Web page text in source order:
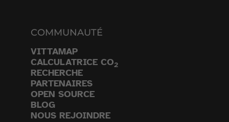
COMMUNAUTÉ
VITTAMAP
CALCULATRICE CO2
RECHERCHE
PARTENAIRES
OPEN SOURCE
BLOG
NOUS REJOINDRE